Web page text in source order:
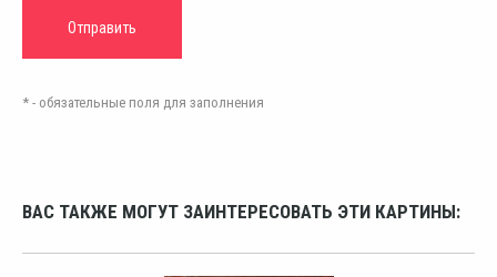
* - обязательные поля для заполнения
ВАС ТАКЖЕ МОГУТ ЗАИНТЕРЕСОВАТЬ ЭТИ КАРТИНЫ: